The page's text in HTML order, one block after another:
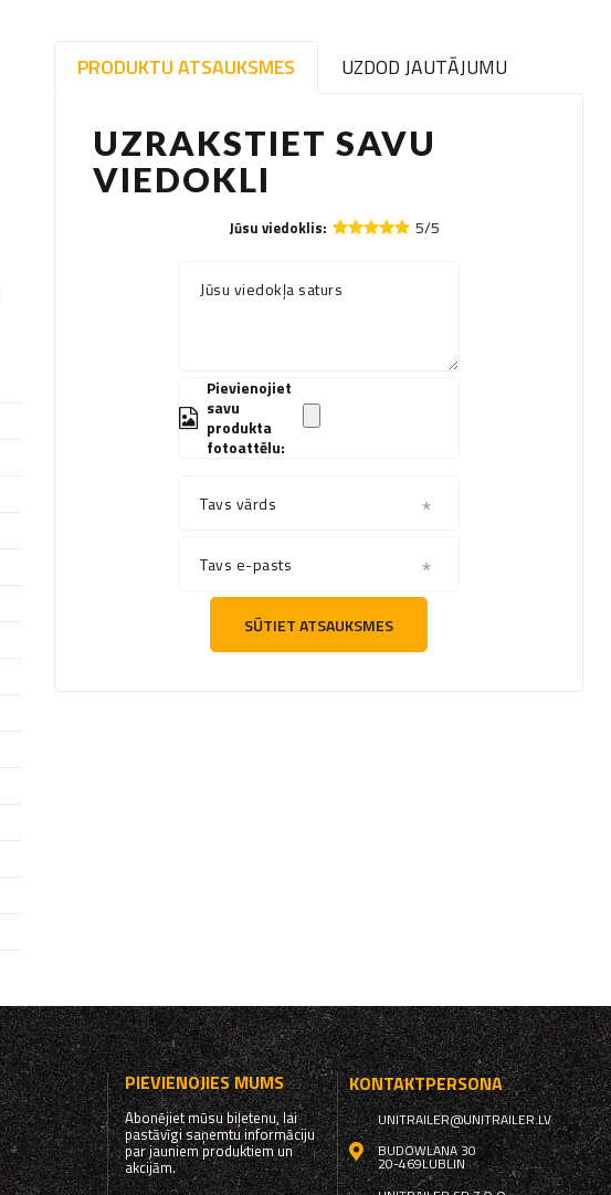
PRODUKTU ATSAUKSMES UZDOD JAUTĀJUMU
UZRAKSTIET SAVU
VIEDOKLI
Jūsu viedoklis: 5/5
Jūsu viedokļa saturs
Pievienojiet
savu
produkta
fotoattēlu:
Tavs vārds
Tavs e-pasts
SŪTIET ATSAUKSMES
PIEVIENOJIES MUMS
Abonējiet mūsu biļetenu, lai
pastāvīgi saņemtu informāciju
par jauniem produktiem un
akcijām.
KONTAKTPERSONA
UNITRAILER@UNITRAILER.LV
BUDOWLANA 30
20-469LUBLIN